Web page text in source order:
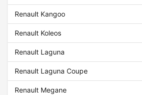
Renault Kangoo
Renault Koleos
Renault Laguna
Renault Laguna Coupe
Renault Megane